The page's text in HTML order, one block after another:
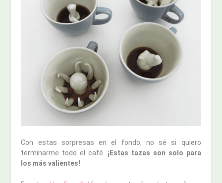
Con estas sorpresas en el fondo, no sé si quiero
terminarme todo el café. ¡Estas tazas son solo para
los más valientes!